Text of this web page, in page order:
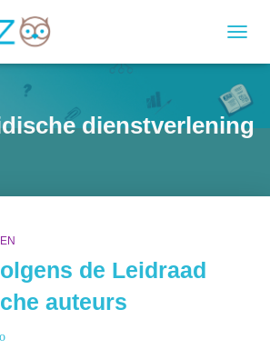
dienstverlening
de Leidraad
auteurs